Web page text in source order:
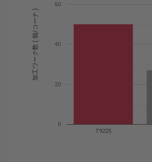
T9225
0
20
40
60
加工ワーク数 ( 個/コーナ )